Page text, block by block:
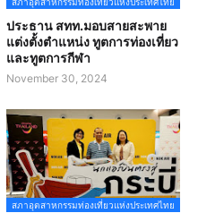
ประธาน สทท.มอบสายสะพาย
แต่งตั้งตำแหน่ง ทูตการท่องเที่ยว
และทูตการกีฬา
November 30, 2024
สภาอุตสาหกรรมท่องเที่ยวแห่งประเทศไทย